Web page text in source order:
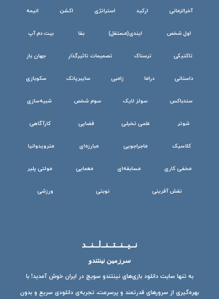
آخرالزمانی ارکید استراتژی اکشن انیمه
اول شخص ایندی(مستقل) بقا بیت دم آپ
تاکتیکی ترسناک تصمیمات تاثیرگذار جهان باز
داستانی دراما زامبی سایبرپانک سکوبازی
سندباکس سولز لایک سوم شخص شبیه‌سازی
شوتر علمی تخیلی فضایی کارآگاهی
کلاسیک ماجراجویی مبارزه‌ای مترویدوانیا
مخفی کاری مسابقه‌ای معمایی مولتی پلیر
نقش آفرینی نوبتی ورزشی
نــیــنــتــنــ‌لــنــد
سرزمین نینتندو
به تنها سایت دانلود بازی‌های نینتندو سویچ در ایران خوش آمدید! با
بهره‌گیری از سرورهای قدرتمند و پرسرعت، تجربه‌ی دانلودی سریع و بدون